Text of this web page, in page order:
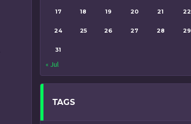
17 18 19 20 21 22
24 25 26 27 28 29
31
« Jul
TAGS